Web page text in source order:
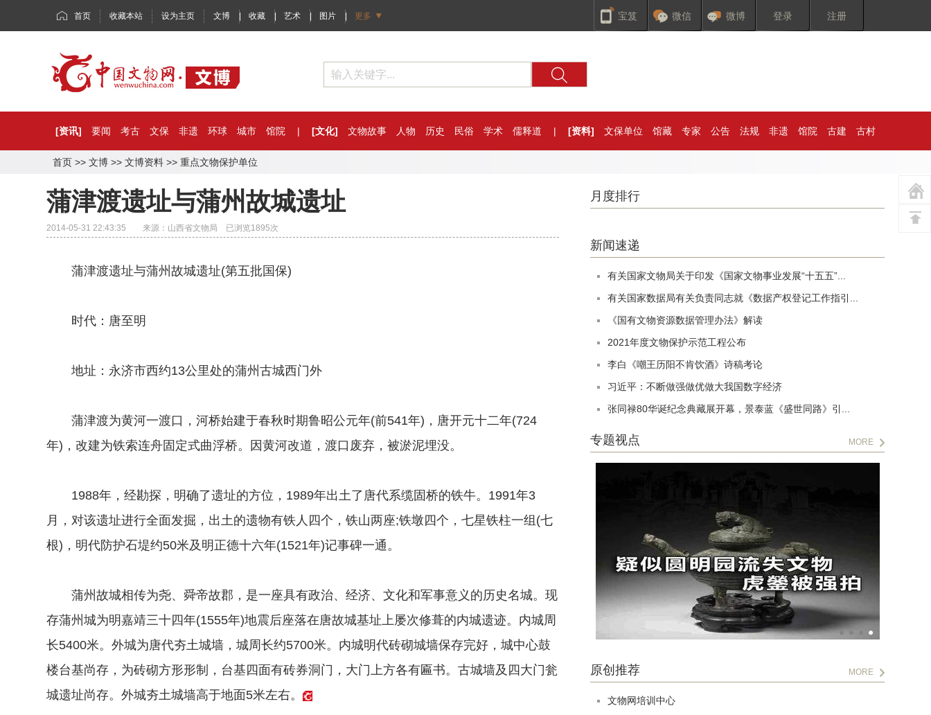
首页 收藏本站 设为主页 文博 | 收藏 | 艺术 | 图片 | 更多 宝笈 微信 微博 登录 注册
[资讯] 要闻 考古 文保 非遗 环球 城市 馆院 | [文化] 文物故事 人物 历史 民俗 学术 儒释道 | [资料] 文保单位 馆藏 专家 公告 法规 非遗 馆院 古建 古村
首页 >> 文博 >> 文博资料 >> 重点文物保护单位
蒲津渡遗址与蒲州故城遗址
2014-05-31 22:43:35 来源：山西省文物局 已浏览1895次
蒲津渡遗址与蒲州故城遗址(第五批国保)
时代：唐至明
地址：永济市西约13公里处的蒲州古城西门外
蒲津渡为黄河一渡口，河桥始建于春秋时期鲁昭公元年(前541年)，唐开元十二年(724
年)，改建为铁索连舟固定式曲浮桥。因黄河改道，渡口废弃，被淤泥埋没。
1988年，经勘探，明确了遗址的方位，1989年出土了唐代系缆固桥的铁牛。1991年3
月，对该遗址进行全面发掘，出土的遗物有铁人四个，铁山两座;铁墩四个，七星铁柱一组(七
根)，明代防护石堤约50米及明正德十六年(1521年)记事碑一通。
蒲州故城相传为尧、舜帝故郡，是一座具有政治、经济、文化和军事意义的历史名城。现
存蒲州城为明嘉靖三十四年(1555年)地震后座落在唐故城基址上屡次修葺的内城遗迹。内城周
长5400米。外城为唐代夯土城墙，城周长约5700米。内城明代砖砌城墙保存完好，城中心鼓
楼台基尚存，为砖砌方形形制，台基四面有砖券洞门，大门上方各有匾书。古城墙及四大门瓮
城遗址尚存。外城夯土城墙高于地面5米左右。
月度排行
新闻速递
有关国家文物局关于印发《国家文物事业发展“十五五”...
有关国家数据局有关负责同志就《数据产权登记工作指引...
《国有文物资源数据管理办法》解读
2021年度文物保护示范工程公布
李白《嘲王历阳不肯饮酒》诗稿考论
习近平：不断做强做优做大我国数字经济
张同禄80华诞纪念典藏展开幕，景泰蓝《盛世同路》引...
专题视点 MORE
原创推荐 MORE
文物网培训中心